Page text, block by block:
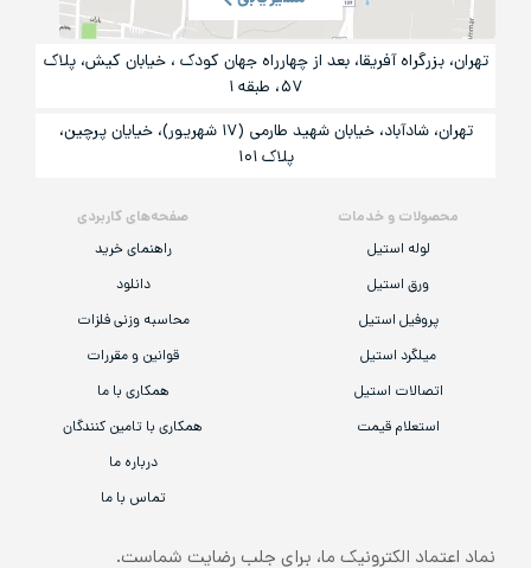
محصولات و خدمات
لوله استیل
ورق استیل
پروفیل استیل
میلگرد استیل
اتصالات استیل
استعلام قیمت
صفحه‌های کاربردی
راهنمای خرید
دانلود
محاسبه وزنی فلزات
قوانین و مقررات
همکاری با ما
همکاری با تامین کنندگان
درباره ما
تماس با ما
نماد اعتماد الکترونیک ما، برای جلب رضایت شماست.
تهران، بزرگراه آفریقا، بعد از چهارراه جهان کودک ، خیابان کیش، پلاک
۵۷، طبقه ۱
تهران، شادآباد، خیابان شهید طارمی (۱۷ شهریور)، خیایان پرچین،
پلاک ۱۰۱